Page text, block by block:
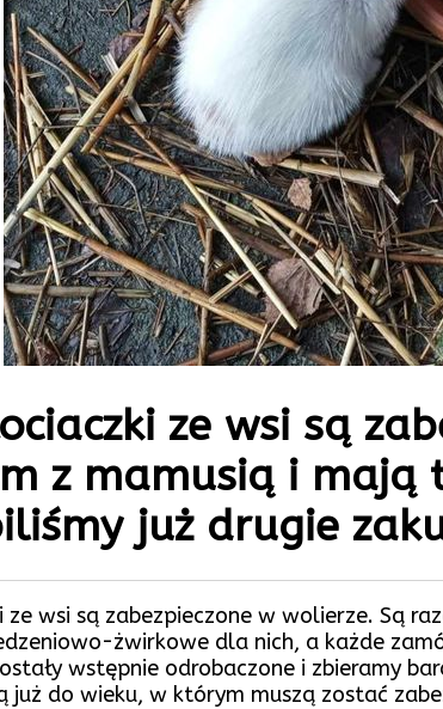
ze wsi są
z mamusią i mają
już drugie
ze wsi są zabezpieczone w wolierze. Są
żwirkowe dla nich, a każde
wstępnie odrobaczone i zbieramy
już do wieku, w którym muszą zostać